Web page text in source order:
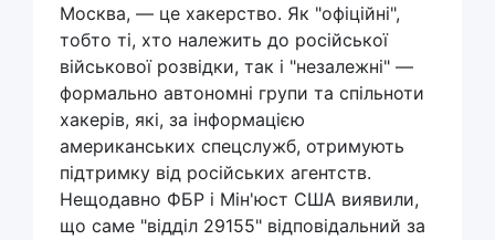
Москва, — це хакерство. Як "офіційні",
тобто ті, хто належить до російської
військової розвідки, так і "незалежні" —
формально автономні групи та спільноти
хакерів, які, за інформацією
американських спецслужб, отримують
підтримку від російських агентств.
Нещодавно ФБР і Мін'юст США виявили,
що саме "відділ 29155" відповідальний за